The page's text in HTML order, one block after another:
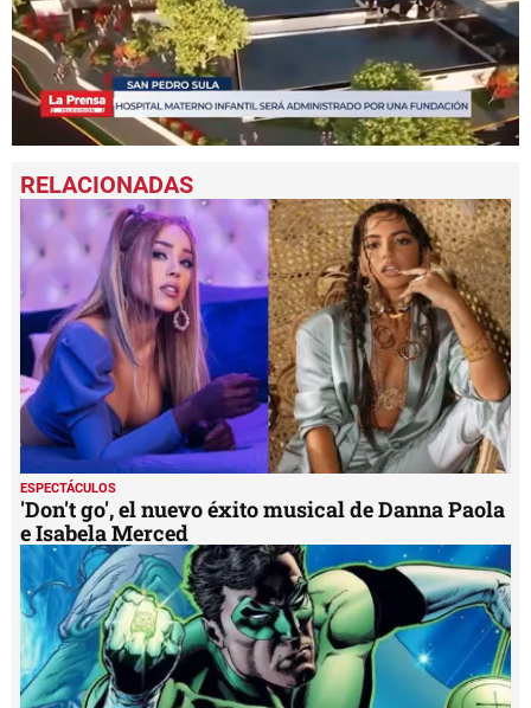
seconds
of
minute,
59
seconds
ESPECTÁCULOS
'Don't go', el nuevo éxito musical de Danna Paola
e Isabela Merced